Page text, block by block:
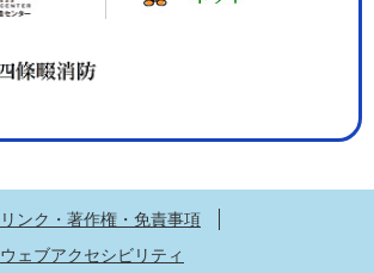
リンク・著作権・免責事項
ウェブアクセシビリティ